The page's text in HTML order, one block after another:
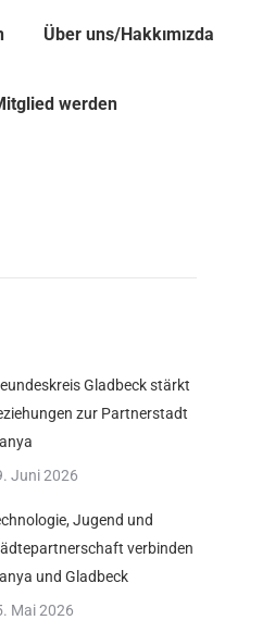
Über uns/Hakkımızda
werden
Gladbeck stärkt
zur Partnerstadt
Juni 2026
Jugend und
verbinden
und Gladbeck
Mai 2026